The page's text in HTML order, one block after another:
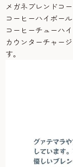
メガネブレンドコ
コーヒーハイボー
コーヒーチュー
カウンターチャー
す。